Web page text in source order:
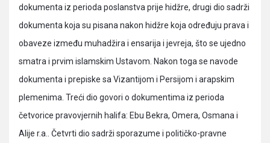
dokumenta iz perioda poslanstva prije hidžre, drugi dio sadrži
dokumenta koja su pisana nakon hidžre koja određuju prava i
obaveze između muhadžira i ensarija i jevreja, što se ujedno
smatra i prvim islamskim Ustavom. Nakon toga se navode
dokumenta i prepiske sa Vizantijom i Persijom i arapskim
plemenima. Treći dio govori o dokumentima iz perioda
četvorice pravovjernih halifa: Ebu Bekra, Omera, Osmana i
Alije r.a.. Četvrti dio sadrži sporazume i političko-pravne